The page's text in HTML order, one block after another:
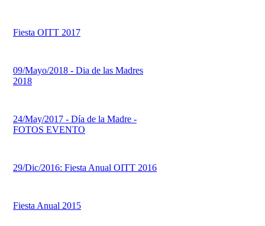
Fiesta OITT 2017
09/Mayo/2018 - Dia de las Madres
2018
24/May/2017 - Día de la Madre -
FOTOS EVENTO
29/Dic/2016: Fiesta Anual OITT 2016
Fiesta Anual 2015